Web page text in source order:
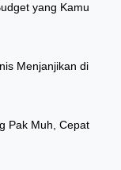
yang Kamu
Menjanjikan di
Pak Muh, Cepat